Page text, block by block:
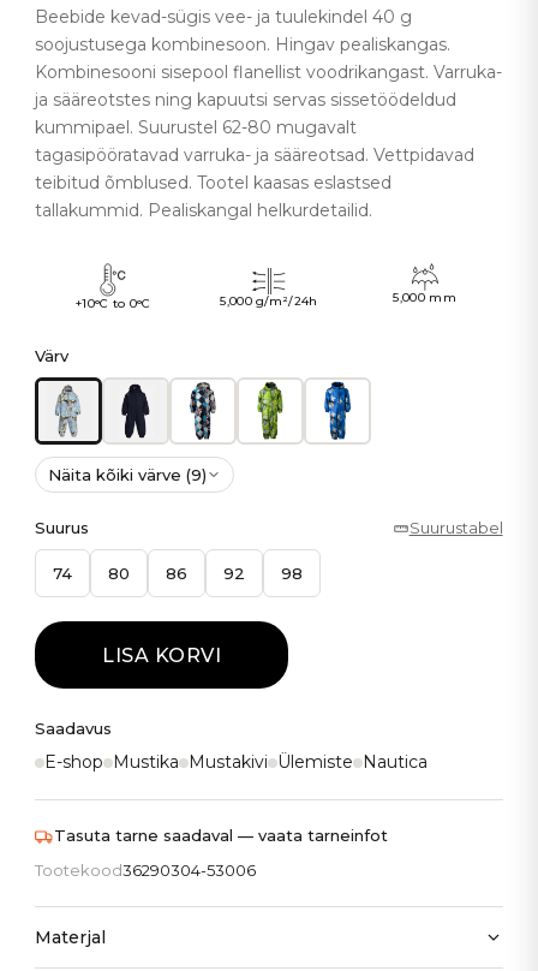
Beebide kevad-sügis vee- ja tuulekindel 40 g
soojustusega kombinesoon. Hingav pealiskangas.
Kombinesooni sisepool flanellist voodrikangast. Varruka-
ja sääreotstes ning kapuutsi servas sissetöödeldud
kummipael. Suurustel 62-80 mugavalt
tagasipööratavad varruka- ja sääreotsad. Vettpidavad
teibitud õmblused. Tootel kaasas eslastsed
tallakummid. Pealiskangal helkurdetailid.
+10°C to 0°C 5,000 g/m²/24h 5,000 mm
Värv
Näita kõiki värve (9)
Suurus Suurustabel
74 80 86 92 98
LISA KORVI
Saadavus
E-shop Mustika Mustakivi Ülemiste Nautica
Tasuta tarne saadaval — vaata tarneinfot
Tootekood36290304-53006
Materjal